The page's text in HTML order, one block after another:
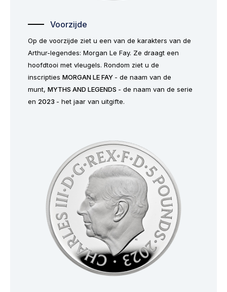
Voorzijde
Op de voorzijde ziet u een van de karakters van de
Arthur-legendes: Morgan Le Fay. Ze draagt een
hoofdtooi met vleugels. Rondom ziet u de
inscripties MORGAN LE FAY - de naam van de
munt, MYTHS AND LEGENDS - de naam van de serie
en 2023 - het jaar van uitgifte.